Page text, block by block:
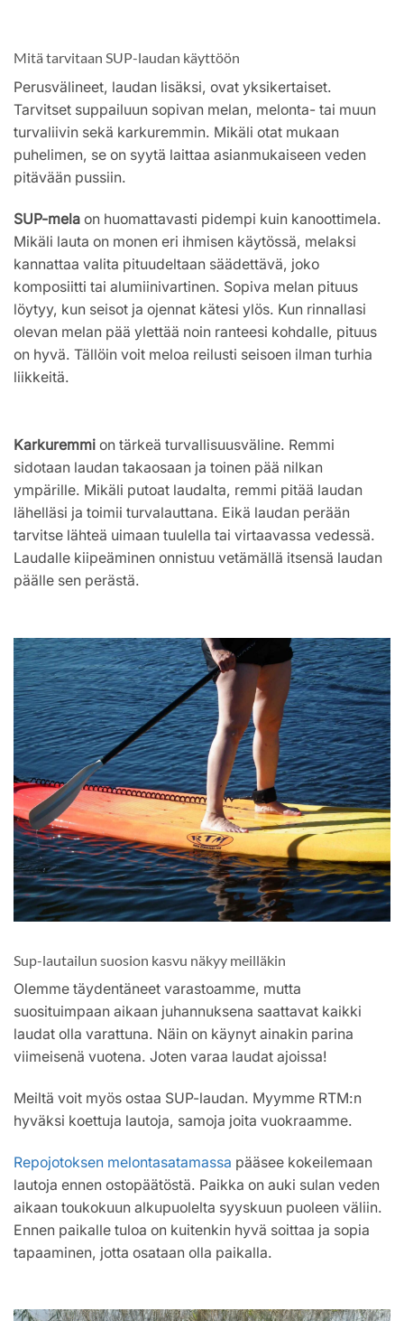
Mitä tarvitaan SUP-laudan käyttöön
Perusvälineet, laudan lisäksi, ovat yksikertaiset.
Tarvitset suppailuun sopivan melan, melonta- tai muun
turvaliivin sekä karkuremmin. Mikäli otat mukaan
puhelimen, se on syytä laittaa asianmukaiseen veden
pitävään pussiin.
SUP-mela on huomattavasti pidempi kuin kanoottimela.
Mikäli lauta on monen eri ihmisen käytössä, melaksi
kannattaa valita pituudeltaan säädettävä, joko
komposiitti tai alumiinivartinen. Sopiva melan pituus
löytyy, kun seisot ja ojennat kätesi ylös. Kun rinnallasi
olevan melan pää ylettää noin ranteesi kohdalle, pituus
on hyvä. Tällöin voit meloa reilusti seisoen ilman turhia
liikkeitä.
Karkuremmi on tärkeä turvallisuusväline. Remmi
sidotaan laudan takaosaan ja toinen pää nilkan
ympärille. Mikäli putoat laudalta, remmi pitää laudan
lähelläsi ja toimii turvalauttana. Eikä laudan perään
tarvitse lähteä uimaan tuulella tai virtaavassa vedessä.
Laudalle kiipeäminen onnistuu vetämällä itsensä laudan
päälle sen perästä.
Sup-lautailun suosion kasvu näkyy meilläkin
Olemme täydentäneet varastoamme, mutta
suosituimpaan aikaan juhannuksena saattavat kaikki
laudat olla varattuna. Näin on käynyt ainakin parina
viimeisenä vuotena. Joten varaa laudat ajoissa!
Meiltä voit myös ostaa SUP-laudan. Myymme RTM:n
hyväksi koettuja lautoja, samoja joita vuokraamme.
Repojotoksen melontasatamassa pääsee kokeilemaan
lautoja ennen ostopäätöstä. Paikka on auki sulan veden
aikaan toukokuun alkupuolelta syyskuun puoleen väliin.
Ennen paikalle tuloa on kuitenkin hyvä soittaa ja sopia
tapaaminen, jotta osataan olla paikalla.